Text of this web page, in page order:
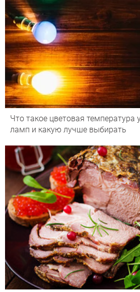
Что такое цветовая температура
ламп и какую лучше выбирать